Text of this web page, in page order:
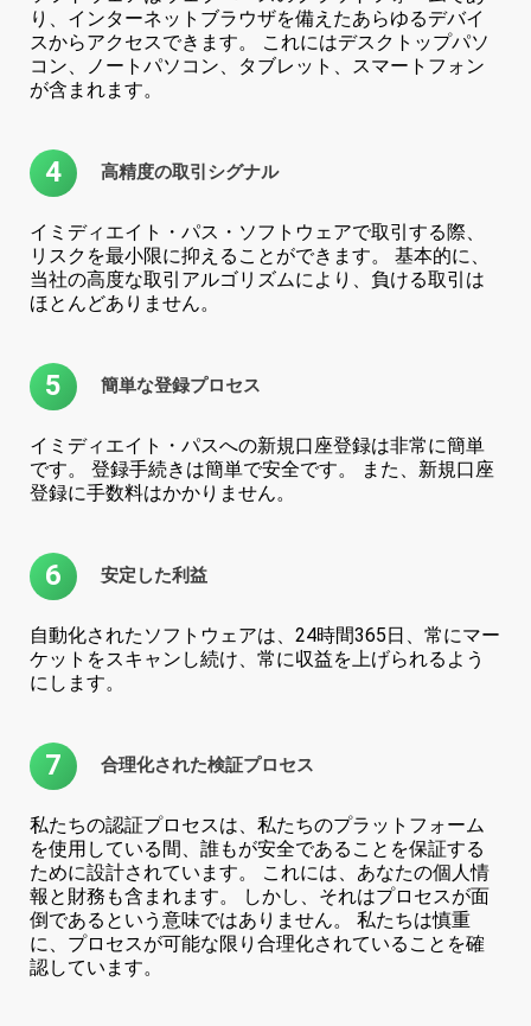
り、インターネットブラウザを備えたあらゆるデバイ
スからアクセスできます。 これにはデスクトップパソ
コン、ノートパソコン、タブレット、スマートフォン
が含まれます。
4 高精度の取引シグナル
イミディエイト・パス・ソフトウェアで取引する際、
リスクを最小限に抑えることができます。 基本的に、
当社の高度な取引アルゴリズムにより、負ける取引は
ほとんどありません。
5 簡単な登録プロセス
イミディエイト・パスへの新規口座登録は非常に簡単
です。 登録手続きは簡単で安全です。 また、新規口座
登録に手数料はかかりません。
6 安定した利益
自動化されたソフトウェアは、24時間365日、常にマー
ケットをスキャンし続け、常に収益を上げられるよう
にします。
7 合理化された検証プロセス
私たちの認証プロセスは、私たちのプラットフォーム
を使用している間、誰もが安全であることを保証する
ために設計されています。 これには、あなたの個人情
報と財務も含まれます。 しかし、それはプロセスが面
倒であるという意味ではありません。 私たちは慎重
に、プロセスが可能な限り合理化されていることを確
認しています。